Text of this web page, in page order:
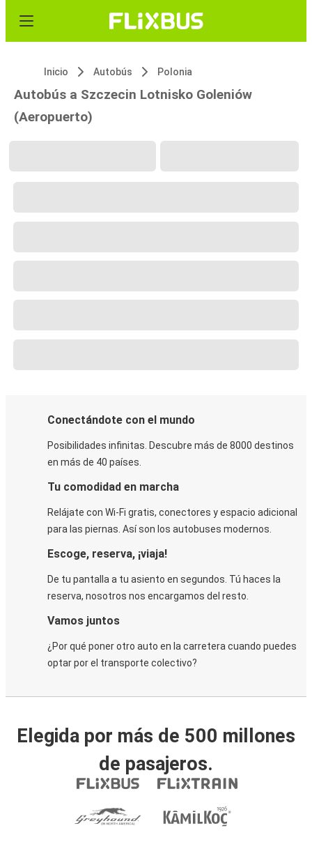
Inicio Autobús Polonia
Autobús a Szczecin Lotnisko Goleniów
(Aeropuerto)
Conectándote con el mundo
Posibilidades infinitas. Descubre más de 8000 destinos
en más de 40 países.
Tu comodidad en marcha
Relájate con Wi-Fi gratis, conectores y espacio adicional
para las piernas. Así son los autobuses modernos.
Escoge, reserva, ¡viaja!
De tu pantalla a tu asiento en segundos. Tú haces la
reserva, nosotros nos encargamos del resto.
Vamos juntos
¿Por qué poner otro auto en la carretera cuando puedes
optar por el transporte colectivo?
Elegida por más de 500 millones
de pasajeros.